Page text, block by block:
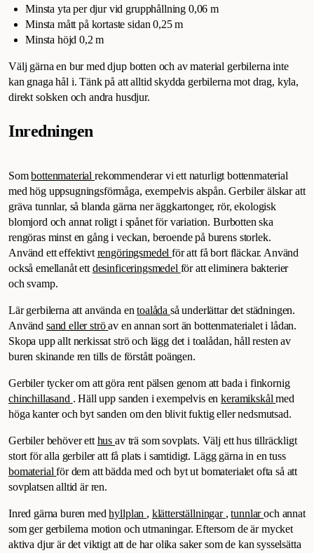
Minsta yta per djur vid grupphållning 0,06 m
Minsta mått på kortaste sidan 0,25 m
Minsta höjd 0,2 m
Välj gärna en bur med djup botten och av material gerbilerna inte
kan gnaga hål i. Tänk på att alltid skydda gerbilerna mot drag, kyla,
direkt solsken och andra husdjur.
Inredningen
Sombottenmaterial rekommenderar vi ett naturligt bottenmaterial
med hög uppsugningsförmåga, exempelvis alspån. Gerbiler älskar att
gräva tunnlar, så blanda gärna ner äggkartonger, rör, ekologisk
blomjord och annat roligt i spånet för variation. Burbotten ska
rengöras minst en gång i veckan, beroende på burens storlek.
Använd ett effektivt rengöringsmedel för att få bort fläckar. Använd
också emellanåt ett desinficeringsmedel för att eliminera bakterier
och svamp.
Lär gerbilerna att använda entoalåda så underlättar det städningen.
Använd sand eller strö av en annan sort än bottenmaterialet i lådan.
Skopa upp allt nerkissat strö och lägg det i toalådan, håll resten av
buren skinande ren tills de förstått poängen.
Gerbiler tycker om att göra rent pälsen genom att bada i finkornig
chinchillasand . Häll upp sanden i exempelvis enkeramikskål med
höga kanter och byt sanden om den blivit fuktig eller nedsmutsad.
Gerbiler behöver ett hus av trä som sovplats. Välj ett hus tillräckligt
stort för alla gerbiler att få plats i samtidigt. Lägg gärna in en tuss
bomaterial för dem att bädda med och byt ut bomaterialet ofta så att
sovplatsen alltid är ren.
Inred gärna buren medhyllplan , klätterställningar ,tunnlar och annat
som ger gerbilerna motion och utmaningar. Eftersom de är mycket
aktiva djur är det viktigt att de har olika saker som de kan sysselsätta